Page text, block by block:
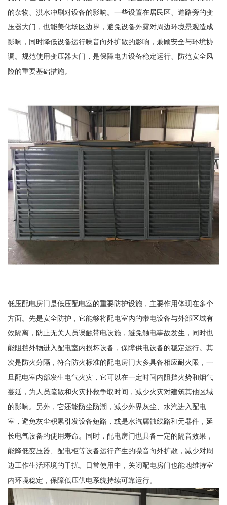
的杂物、洪水冲刷对设备的影响。一些设置在居民区、道路旁的变
压器大门，也能美化场区边界，避免设备外露对周边环境景观造成
影响，同时降低设备运行噪音向外扩散的影响，兼顾安全与环境协
调。规范使用变压器大门，是保障电力设备稳定运行、防范安全风
险的重要基础措施。
低压配电房门是低压配电室的重要防护设施，主要作用体现在多个
方面。先是安全防护，它能够将配电室内的带电设备与外部区域有
效隔离，防止无关人员误触带电设施，避免触电事故发生，同时也
能阻挡外物进入配电室内损坏设备，保障供电设备的稳定运行。其
次是防火分隔，符合防火标准的配电房门大多具备相应耐火限，一
旦配电室内部发生电气火灾，它可以在一定时间内阻挡火势和烟气
蔓延，为人员疏散和火灾扑救争取时间，减少火灾对建筑其他区域
的影响。另外，它还能防尘防潮，减少外界灰尘、水汽进入配电
室，避免灰尘积累引发设备短路，或是水汽腐蚀线路和元器件，延
长电气设备的使用寿命。同时，配电房门也具备一定的隔音效果，
能降低变压器、配电柜等设备运行产生的噪音向外扩散，减少对周
边工作生活环境的干扰。日常使用中，关闭配电房门也能地维持室
内环境稳定，保障低压供电系统持续可靠运行。